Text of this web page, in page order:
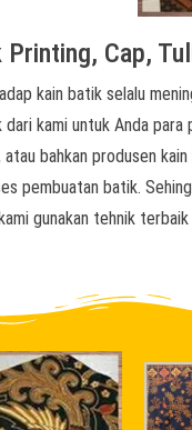
Cap,
kain batik selalu
dari kami untuk Anda
bahkan produsen
pembuatan batik.
gunakan tehnik